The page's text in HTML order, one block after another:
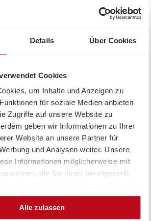
Details Über Cookies
Cookies
um Inhalte und Anzeigen zu
für soziale Medien anbieten
Zugriffe auf unsere Website zu
geben wir Informationen zu Ihrer
Website an unsere Partner für
und Analysen weiter. Unsere
Informationen möglicherweise mit
die Sie ihnen bereitgestellt
Alle zulassen
Judith Ranftler, MA